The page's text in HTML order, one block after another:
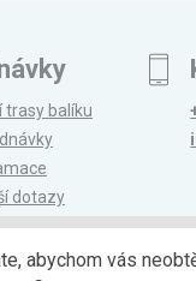
trasy balíku
dotazy
abychom vás